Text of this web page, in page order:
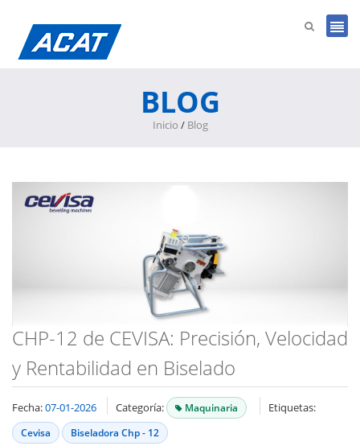
BLOG
Inicio / Blog
CHP-12 de CEVISA: Precisión, Velocidad
y Rentabilidad en Biselado
Fecha:07-01-2026 Categoría: Maquinaria Etiquetas:
Cevisa Biseladora Chp - 12